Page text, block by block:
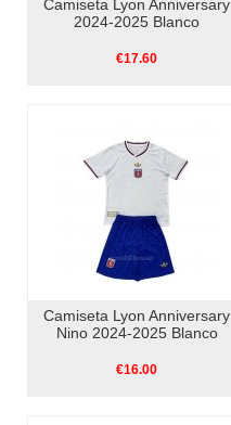
Camiseta Lyon Anniversary
2024-2025 Blanco
€17.60
Camiseta Lyon Anniversary
Nino 2024-2025 Blanco
€16.00